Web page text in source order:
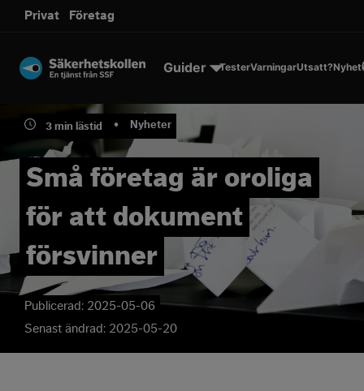
sms.
Privat Företag
Guider TesterVarningarUtsatt?
3 min lästid • Nyheter
Små företag är oroliga
för att dokument
försvinner
Publicerad: 2025-05-06
Senast ändrad: 2025-05-20